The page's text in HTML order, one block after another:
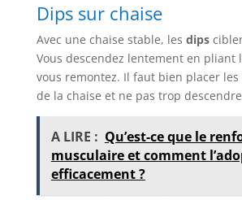
Dips sur chaise
Avec une chaise stable, les dips
Vous descendez lentement en pliant
vous remontez. Il faut bien placer
de la chaise et ne pas trop
A LIRE : Qu’est-ce que le
musculaire et comment
efficacement ?